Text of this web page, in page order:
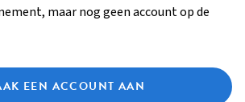
maar nog geen account op de
EEN ACCOUNT AAN